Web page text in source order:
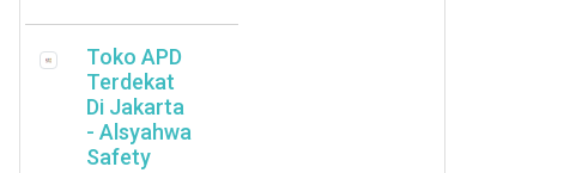
Toko APD
Terdekat
Di Jakarta
- Alsyahwa
Safety